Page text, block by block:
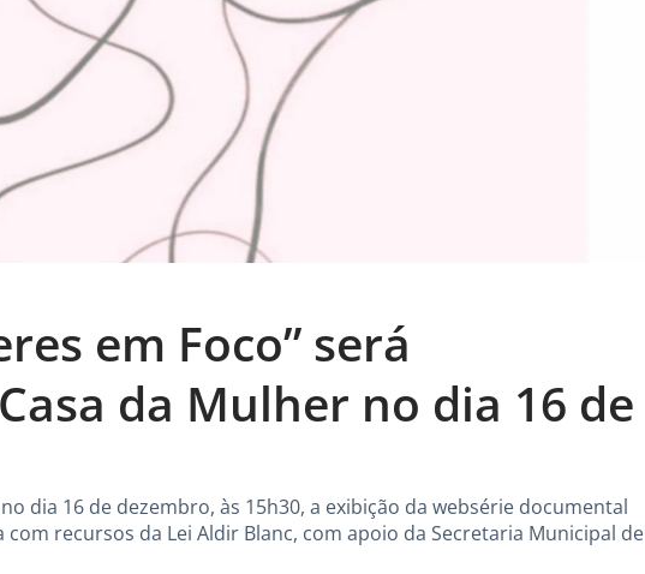
em Foco” será
da Mulher no dia 16 de
dia 16 de dezembro, às 15h30, a exibição da websérie documental
com recursos da Lei Aldir Blanc, com apoio da Secretaria Municipal de